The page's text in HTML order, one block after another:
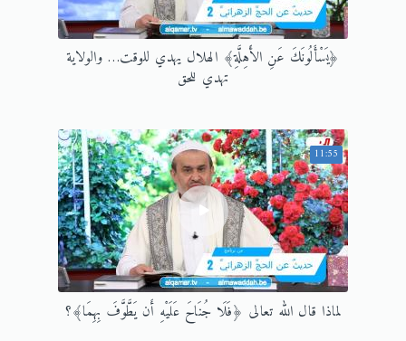
﴿يَسْأَلُونَكَ عَنِ الأَهِلَّةِ﴾ الهلال يهدي للوقت… والولاية
تهدي للحق
11:55
لماذا قال الله تعالى ﴿فَلَا جُنَاحَ عَلَيْهِ أَن يَطَّوَّفَ بِهِمَا﴾؟